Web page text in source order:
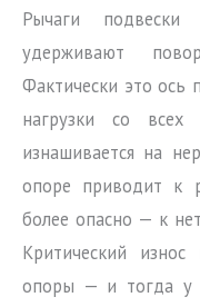
Рычаги
удерживают
Фактически это ось
нагрузки со
изнашивается на
опоре приводит к
более опасно — к
Критический
опоры — и тогда у